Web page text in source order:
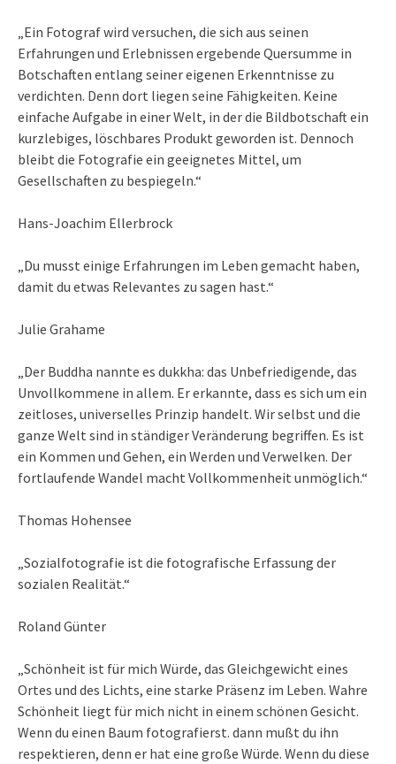
„Ein Fotograf wird versuchen, die sich aus seinen
Erfahrungen und Erlebnissen ergebende Quersumme in
Botschaften entlang seiner eigenen Erkenntnisse zu
verdichten. Denn dort liegen seine Fähigkeiten. Keine
einfache Aufgabe in einer Welt, in der die Bildbotschaft ein
kurzlebiges, löschbares Produkt geworden ist. Dennoch
bleibt die Fotografie ein geeignetes Mittel, um
Gesellschaften zu bespiegeln.“
Hans-Joachim Ellerbrock
„Du musst einige Erfahrungen im Leben gemacht haben,
damit du etwas Relevantes zu sagen hast.“
Julie Grahame
„Der Buddha nannte es dukkha: das Unbefriedigende, das
Unvollkommene in allem. Er erkannte, dass es sich um ein
zeitloses, universelles Prinzip handelt. Wir selbst und die
ganze Welt sind in ständiger Veränderung begriffen. Es ist
ein Kommen und Gehen, ein Werden und Verwelken. Der
fortlaufende Wandel macht Vollkommenheit unmöglich.“
Thomas Hohensee
„Sozialfotografie ist die fotografische Erfassung der
sozialen Realität.“
Roland Günter
„Schönheit ist für mich Würde, das Gleichgewicht eines
Ortes und des Lichts, eine starke Präsenz im Leben. Wahre
Schönheit liegt für mich nicht in einem schönen Gesicht.
Wenn du einen Baum fotografierst. dann mußt du ihn
respektieren, denn er hat eine große Würde. Wenn du diese